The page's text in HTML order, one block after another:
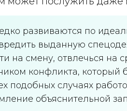
развиваются по
выданную
на смену, отвлечься на
конфликта, который
подобных случаях
объяснительной